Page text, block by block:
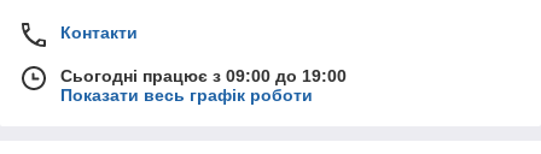
Контакти
Сьогодні працює з 09:00 до 19:00
Показати весь графік роботи